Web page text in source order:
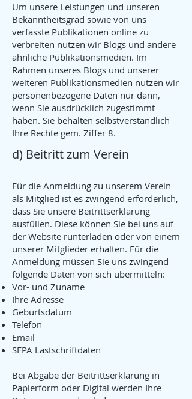
Um unsere Leistungen und unseren
Bekanntheitsgrad sowie von uns
verfasste Publikationen online zu
verbreiten nutzen wir Blogs und andere
ähnliche Publikationsmedien. Im
Rahmen unseres Blogs und unserer
weiteren Publikationsmedien nutzen wir
personenbezogene Daten nur dann,
wenn Sie ausdrücklich zugestimmt
haben. Sie behalten selbstverständlich
Ihre Rechte gem. Ziffer 8.
d) Beitritt zum Verein
Für die Anmeldung zu unserem Verein
als Mitglied ist es zwingend erforderlich,
dass Sie unsere Beitrittserklärung
ausfüllen. Diese können Sie bei uns auf
der Website runterladen oder von einem
unserer Mitglieder erhalten. Für die
Anmeldung müssen Sie uns zwingend
folgende Daten von sich übermitteln:
Vor- und Zuname
Ihre Adresse
Geburtsdatum
Telefon
Email
SEPA Lastschriftdaten
Bei Abgabe der Beitrittserklärung in
Papierform oder Digital werden Ihre